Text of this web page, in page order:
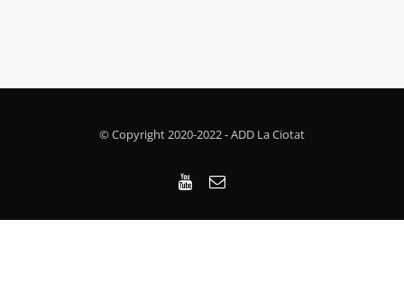
© Copyright 2020-2022 - ADD La Ciotat